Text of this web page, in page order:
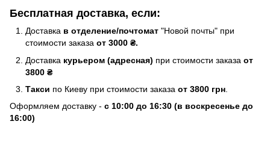
Бесплатная доставка, если:
Доставка в отделение/почтомат "Новой почты" при
стоимости заказа от 3000 ₴.
Доставка курьером (адресная) при стоимости заказа от
3800 ₴
Такси по Киеву при стоимости заказа от 3800 грн
Оформляем доставку - с 10:00 до 16:30 (в воскресенье до
16:00)